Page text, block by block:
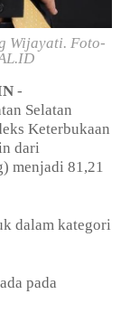
Wijayati. Foto-
-
Selatan
Keterbukaan
dari
menjadi 81,21
dalam kategori
pada